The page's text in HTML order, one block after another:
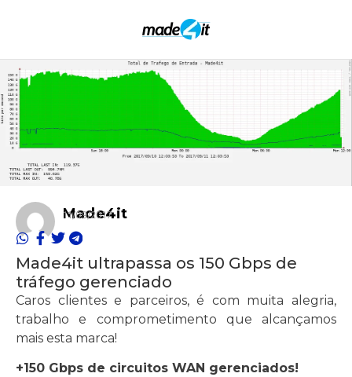
Made4it
11/09/2017
Made4it ultrapassa os 150 Gbps de
tráfego gerenciado
Caros clientes e parceiros, é com muita alegria,
trabalho e comprometimento que alcançamos
mais esta marca!
+150 Gbps de circuitos WAN gerenciados!